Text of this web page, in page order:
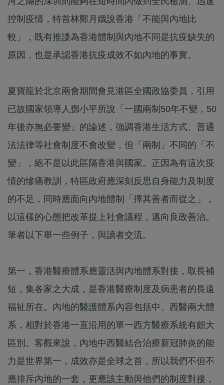
控制疫情，特首林鄭月娥說香港「不能與內地比
較」，既有推諉為香港體制與內地不同是抗疫缺失的
原因，也是承認香港抗疫成效不如內地的事實。
夏寶龍於北京兩會期間會見港區全國政協委員，引用
已故國家領導人鄧小平所說「一國兩制50年不變，50
年後亦無必要變」的論述，強調香港生活方式、普通
法法律等社會制度不會改變，但「兩制」不同的「不
變」，絕不是以此區隔香港與國家。正因為有這次疫
情的慘痛教訓，特區政府應深刻反思自身能力及制度
的不足，同時應面向內地體制「擇其善者而從之」，
以這樣的心態把改革提上社會議程，邁向良政善治。
筆者以下舉一些例子，與讀者交流。
第一，香港醫療體系應靈活與內地體系對接，取長補
短，集各家之大成，是香港醫療制度及病患者的長遠
福祉所在。內地的醫護體系內容包括中、西醫兩大體
系，相對於香港一直沿用的單一西方醫療系統有頗大
區別。客觀來說，內地中西醫結合治療新冠肺炎的能
力是世界第一，成效亦是全球之首，所以我們不但不
應排斥內地的一套，更應該主動與他們的制度對接，